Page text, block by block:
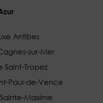
Antibes
sur-Mer
Saint-Tropez
Paul-de-Vence
Maxime